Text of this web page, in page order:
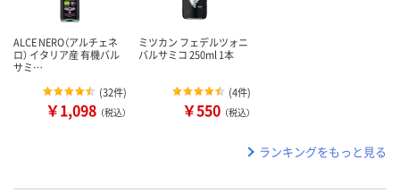
ALCE NERO（アルチェネ
ロ） イタリア産 有機バル
サミ…
(32件)
￥1,098 （税込）
ミツカン フェデルツォニ
バルサミコ 250ml 1本
(4件)
￥550 （税込）
ランキングをもっと見る